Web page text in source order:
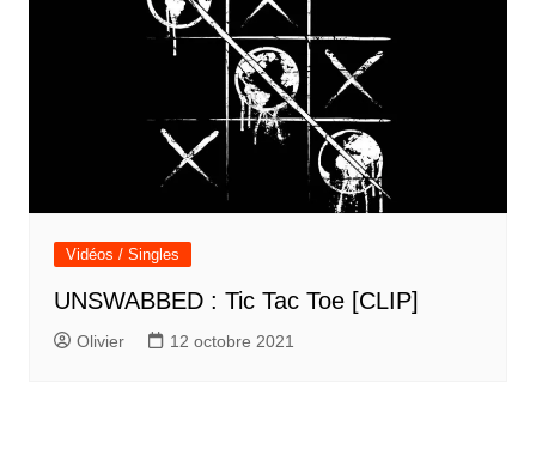
Vidéos / Singles
UNSWABBED : Tic Tac Toe [CLIP]
Olivier 12 octobre 2021